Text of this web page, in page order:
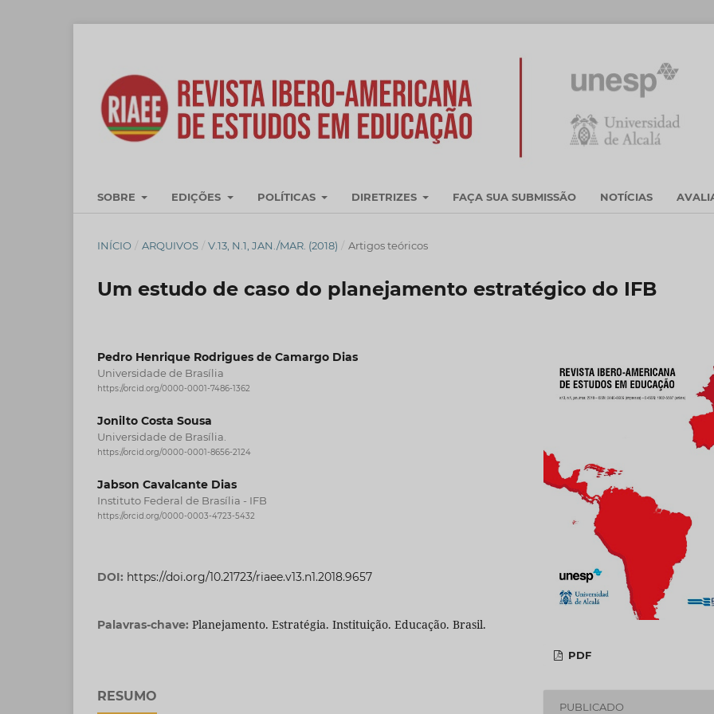
SOBRE EDIÇÕES POLÍTICAS DIRETRIZES FAÇA SUA SUBMISSÃO NOTÍCIAS
INÍCIO / ARQUIVOS / V.13, N.1, JAN./MAR. (2018) / Artigos teóricos
Um estudo de caso do planejamento estratégico do IFB
Pedro Henrique Rodrigues de Camargo Dias
Universidade de Brasília
https://orcid.org/0000-0001-7486-1362
Jonilto Costa Sousa
Universidade de Brasília.
https://orcid.org/0000-0001-8656-2124
Jabson Cavalcante Dias
Instituto Federal de Brasília - IFB
https://orcid.org/0000-0003-4723-5432
DOI: https://doi.org/10.21723/riaee.v13.n1.2018.9657
Palavras-chave: Planejamento. Estratégia. Instituição. Educação. Brasil.
RESUMO
PDF
PUBLICADO